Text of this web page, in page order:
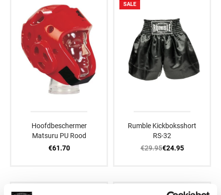
Hoofdbeschermer
Matsuru PU Rood
€61.70
SALE
Rumble Kickboksshort
RS-32
€29.95€24.95
SALE